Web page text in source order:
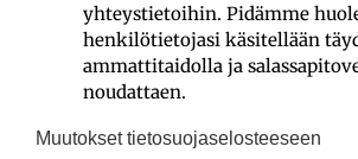
yhteystietoihin. Pidämme
henkilötietojasi käsitellään
ammattitaidolla ja
noudattaen.
Muutokset tietosuojaselosteeseen